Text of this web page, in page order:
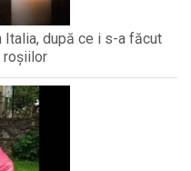
Italia, după ce i s-a făcut
roșiilor